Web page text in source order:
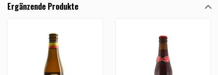
Ergänzende Produkte